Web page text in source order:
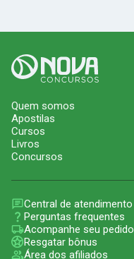
Quem somos
Apostilas
Cursos
Livros
Concursos
Central de atendimento
Perguntas frequentes
Acompanhe seu pedido
Resgatar bônus
Área dos afiliados